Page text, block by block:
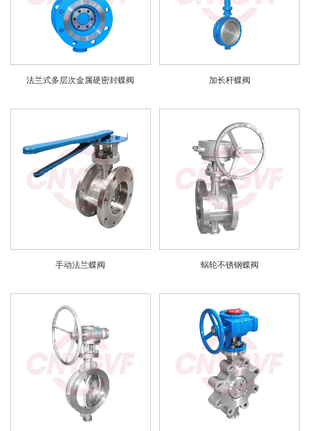
法兰式多层次金属硬密封蝶阀 加长杆蝶阀
手动法兰蝶阀 蜗轮不锈钢蝶阀